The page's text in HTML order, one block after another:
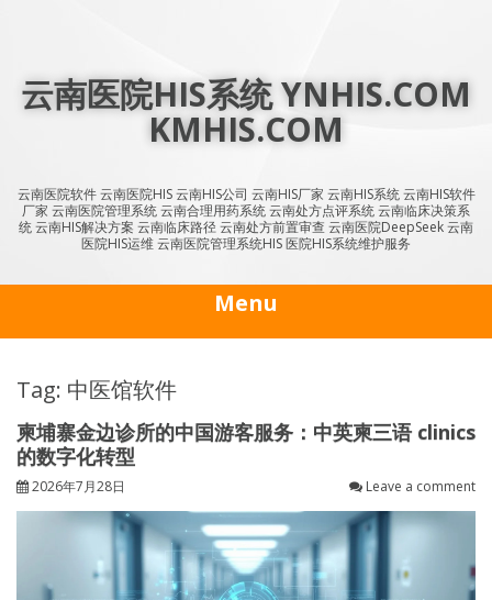
云南医院HIS系统 YNHIS.COM
KMHIS.COM
云南医院软件 云南医院HIS 云南HIS公司 云南HIS厂家 云南HIS系统 云南HIS软件
厂家 云南医院管理系统 云南合理用药系统 云南处方点评系统 云南临床决策系
统 云南HIS解决方案 云南临床路径 云南处方前置审查 云南医院DeepSeek 云南
医院HIS运维 云南医院管理系统HIS 医院HIS系统维护服务
Menu
Tag: 中医馆软件
柬埔寨金边诊所的中国游客服务：中英柬三语 clinics
的数字化转型
2026年7月28日 Leave a comment